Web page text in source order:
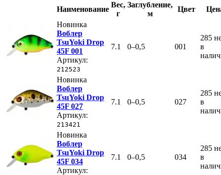
Наименование
Вес,
г
Заглубление,
м
Цвет
Новинка
Воблер
TsuYoki Drop
45F 001
Артикул:
212523
7.1 0–0,5 001
285
в
Новинка
Воблер
TsuYoki Drop
45F 027
Артикул:
213421
7.1 0–0,5 027
285
в
Новинка
Воблер
TsuYoki Drop
45F 034
Артикул:
7.1 0–0,5 034
285
в